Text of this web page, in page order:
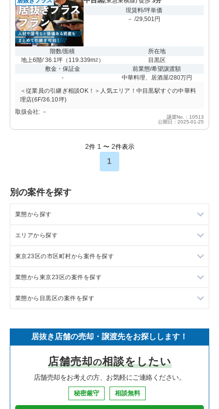
現賃料/坪単価
－ /29,501円
階数/面積
地上6階/ 36.1坪（ 119.339m2 ）
所在地
目黒区
敷金・保証金
-
前業態/希望譲渡額
中華料理、居酒屋/280万円
＜従業員の引継ぎ相談OK！＞人気エリア！中目黒駅すぐの中華料
理店(6F/36.10坪)
取扱会社: －
譲渡No.：10513
公開日：2025-01-25
2件 1 〜 2件表示
1
別の案件を探す
業態から探す
ラーメンの居抜き売却物件の案件一覧
フランス料理の居抜き売却物件の案件一覧
イタリア料理の居抜き売却物件の案件一覧
中華の居抜き売却物件の案件一覧
寿司の居抜き売却物件の案件一覧
焼肉の居抜き売却物件の案件一覧
鉄板焼き・お好み焼の居抜き売却物件の案件一覧
エリアから探す
東京23区の飲食店の居抜き売却物件の案件一覧
東京都下の飲食店の居抜き売却物件の案件一覧
千葉県の飲食店の居抜き売却物件の案件一覧
神奈川県の飲食店の居抜き売却物件の案件一覧
大阪府の飲食店の居抜き売却物件の案件一覧
兵庫県の飲食店の居抜き売却物件の案件一覧
東京23区の市区町村から案件を探す
目黒区の飲食店の居抜き売却物件の案件一覧
渋谷区の飲食店の居抜き売却物件の案件一覧
新宿区の飲食店の居抜き売却物件の案件一覧
葛飾区の飲食店の居抜き売却物件の案件一覧
中央区の飲食店の居抜き売却物件の案件一覧
業態から東京23区の案件を探す
東京23区のラーメンの居抜き売却物件の案件一覧
東京23区のイタリア料理の居抜き売却物件の案件一覧
東京23区の中華の居抜き売却物件の案件一覧
東京23区のそば・うどんの居抜き売却物件の案件一覧
業態から目黒区の案件を探す
目黒区のフランス料理の居抜き売却物件の案件一覧
目黒区のイタリア料理の居抜き売却物件の案件一覧
目黒区の中華の居抜き売却物件の案件一覧
居抜き店舗の売却・譲渡先をお探しします！
店舗売却の相談をしたい
店舗売却をお考えの方、お気軽にご連絡ください。
秘密厳守 相談無料